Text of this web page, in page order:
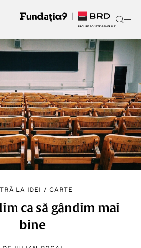
LA IDEI / CARTE
ca să gândim mai
bine